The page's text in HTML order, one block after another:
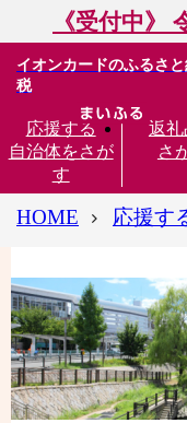
《受付中》
イオンカードのふるさ
税
応援する
自治体をさが
す
返礼
さ
HOME 応援す